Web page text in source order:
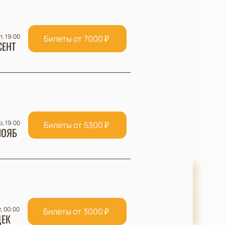
19:00 Билеты от 7000₽
19:00 Билеты от 5300₽
00:00 Билеты от 3000₽